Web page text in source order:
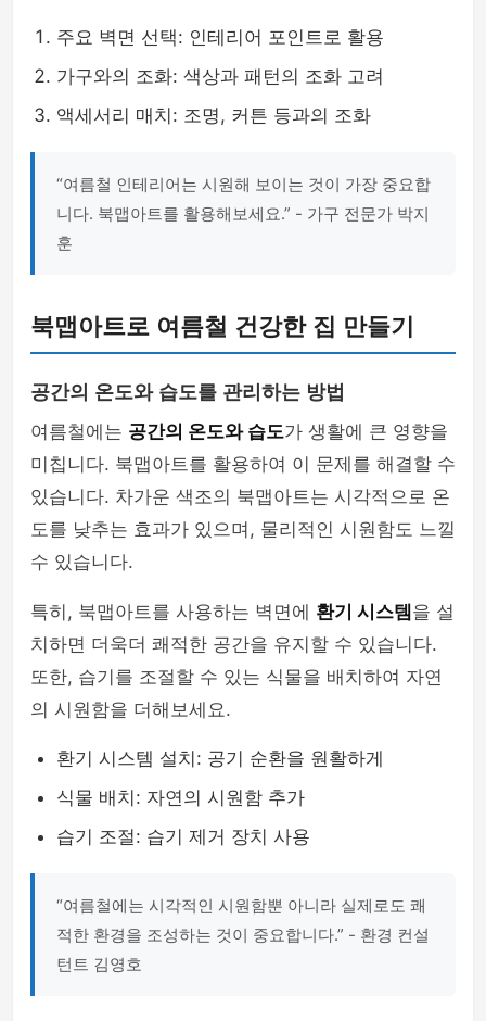
주요 벽면 선택: 인테리어 포인트로 활용
가구와의 조화: 색상과 패턴의 조화 고려
액세서리 매치: 조명, 커튼 등과의 조화
“여름철 인테리어는 시원해 보이는 것이 가장 중요합
니다. 북맵아트를 활용해보세요.” - 가구 전문가 박지
훈
북맵아트로 여름철 건강한 집 만들기
공간의 온도와 습도를 관리하는 방법
여름철에는 공간의 온도와 습도가 생활에 큰 영향을
미칩니다. 북맵아트를 활용하여 이 문제를 해결할 수
있습니다. 차가운 색조의 북맵아트는 시각적으로 온
도를 낮추는 효과가 있으며, 물리적인 시원함도 느낄
수 있습니다.
특히, 북맵아트를 사용하는 벽면에 환기 시스템 을 설
치하면 더욱더 쾌적한 공간을 유지할 수 있습니다.
또한, 습기를 조절할 수 있는 식물을 배치하여 자연
의 시원함을 더해보세요.
환기 시스템 설치: 공기 순환을 원활하게
식물 배치: 자연의 시원함 추가
습기 조절: 습기 제거 장치 사용
“여름철에는 시각적인 시원함뿐 아니라 실제로도 쾌
적한 환경을 조성하는 것이 중요합니다.” - 환경 컨설
턴트 김영호